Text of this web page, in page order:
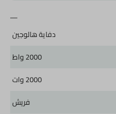
دفاية هالوجين
2000 واط
2000 وات
فريش